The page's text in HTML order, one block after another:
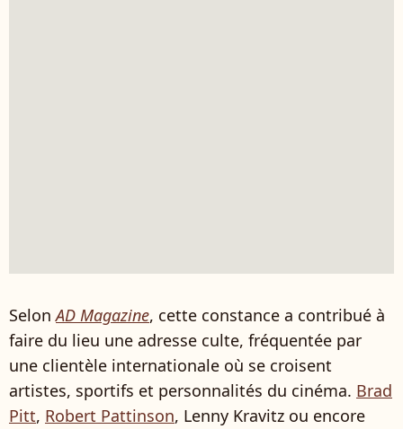
SelonAD Magazine, cette constance a contribué à
faire du lieu une adresse culte, fréquentée par
une clientèle internationale où se croisent
artistes, sportifs et personnalités du cinéma. Brad
Pitt, Robert Pattinson, Lenny Kravitz ou encore